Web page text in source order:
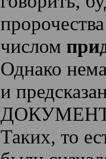
числом
Однако
и
Таких, то